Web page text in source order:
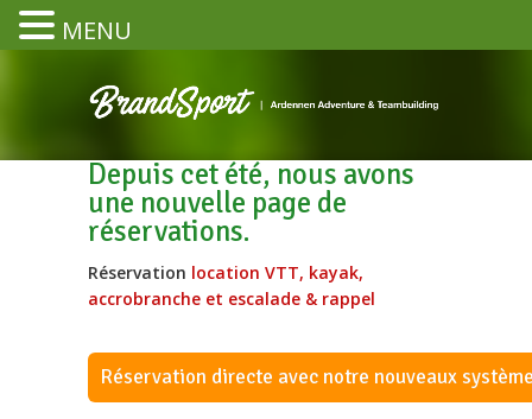
Depuis cet été, nous avons
une nouvelle page de
réservations.
Réservation location VTT, kayak,
accrobranche et escalade & rappel
Réservation directe avec notre nouveaux
MENU